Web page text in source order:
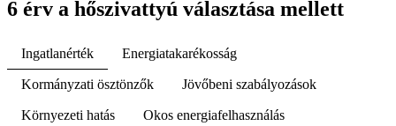
6 érv a hőszivattyú választása mellett
Ingatlanérték Energiatakarékosság
Kormányzati ösztönzők Jövőbeni szabályozások
Környezeti hatás Okos energiafelhasználás